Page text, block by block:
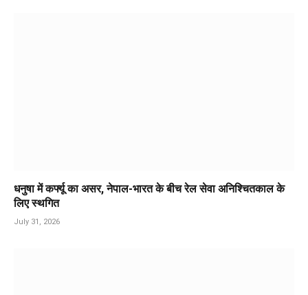
धनुषा में कर्फ्यू का असर, नेपाल-भारत के बीच रेल सेवा अनिश्चितकाल के
लिए स्थगित
July 31, 2026